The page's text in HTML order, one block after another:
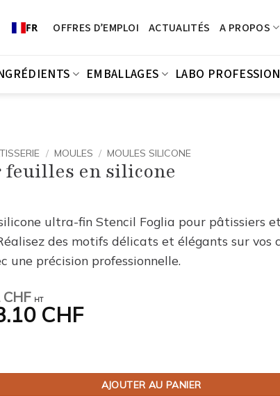
FR OFFRES D’EMPLOI ACTUALITÉS A PROPOS
EMBALLAGES LABO
/ MOULES / MOULES SILICONE
feuilles en silicone
ultra-fin Stencil Foglia pour pâtissiers
des motifs délicats et élégants sur vos
une précision professionnelle.
HT
CHF
feuilles en silicone
AJOUTER AU PANIER